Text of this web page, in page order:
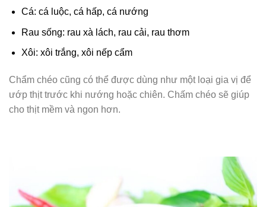
Cá: cá luộc, cá hấp, cá nướng
Rau sống: rau xà lách, rau cải, rau thơm
Xôi: xôi trắng, xôi nếp cẩm
Chẩm chéo cũng có thể được dùng như một loại gia vị để
ướp thịt trước khi nướng hoặc chiên. Chấm chéo sẽ giúp
cho thịt mềm và ngon hơn.